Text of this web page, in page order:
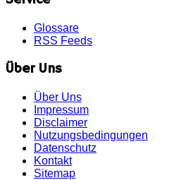
Glossare
RSS Feeds
Über Uns
Über Uns
Impressum
Disclaimer
Nutzungsbedingungen
Datenschutz
Kontakt
Sitemap